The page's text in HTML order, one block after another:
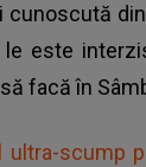
cunoscută
este
facă în
ultra-scump